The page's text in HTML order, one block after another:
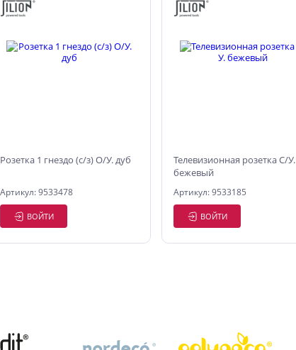
Розетка 1 гнездо (с/з) О/У. дуб
Артикул: 9533478
ВОЙТИ
Телевизионная розетка С/У.
бежевый
Артикул: 9533185
ВОЙТИ